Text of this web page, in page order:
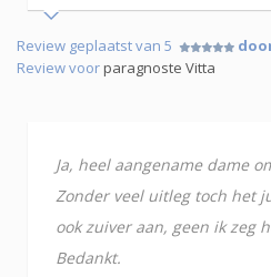
Review geplaatst van 5
Review voorparagnoste Vitta
Ja, heel aangename dame
Zonder veel uitleg toch het
ook zuiver aan, geen ik zeg
Bedankt.